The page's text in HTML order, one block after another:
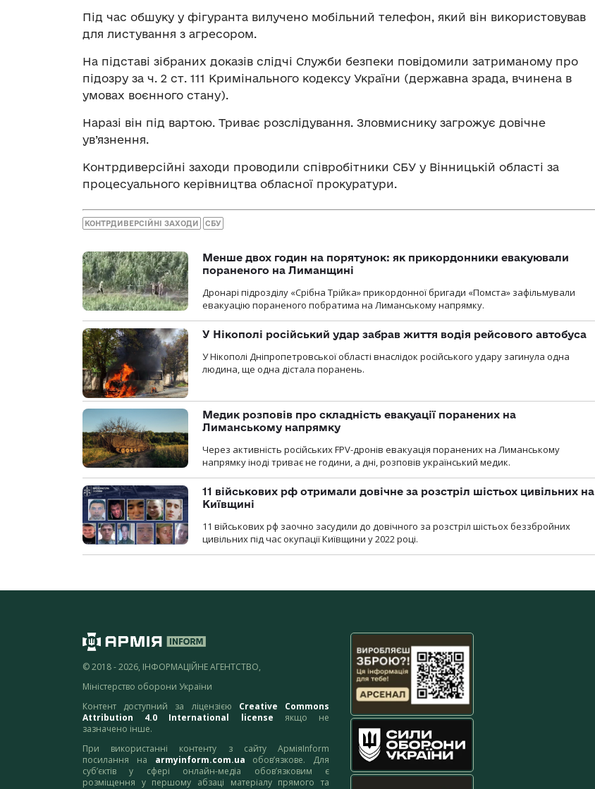
Під час обшуку у фігуранта вилучено мобільний телефон, який він використовував
для листування з агресором.
На підставі зібраних доказів слідчі Служби безпеки повідомили затриманому про
підозру за ч. 2 ст. 111 Кримінального кодексу України (державна зрада, вчинена в
умовах воєнного стану).
Наразі він під вартою. Триває розслідування. Зловмиснику загрожує довічне
ув’язнення.
Контрдиверсійні заходи проводили співробітники СБУ у Вінницькій області за
процесуального керівництва обласної прокуратури.
КОНТРДИВЕРСІЙНІ ЗАХОДИ СБУ
Менше двох годин на порятунок: як прикордонники евакуювали
пораненого на Лиманщині
Дронарі підрозділу «Срібна Трійка» прикордонної бригади «Помста» зафільмували
евакуацію пораненого побратима на Лиманському напрямку.
У Нікополі російський удар забрав життя водія рейсового автобуса
У Нікополі Дніпропетровської області внаслідок російського удару загинула одна
людина, ще одна дістала поранень.
Медик розповів про складність евакуації поранених на
Лиманському напрямку
Через активність російських FPV-дронів евакуація поранених на Лиманському
напрямку іноді триває не години, а дні, розповів український медик.
11 військових рф отримали довічне за розстріл шістьох цивільних на
Київщині
11 військових рф заочно засудили до довічного за розстріл шістьох беззбройних
цивільних під час окупації Київщини у 2022 році.
© 2018 - 2026, ІНФОРМАЦІЙНЕ АГЕНТСТВО,
Міністерство оборони України
Контент доступний за ліцензією Creative Commons
Attribution 4.0 International license якщо не
зазначено інше.
При використанні контенту з сайту АрміяInform
посилання на armyinform.com.ua обов’язкове. Для
суб’єктів у сфері онлайн-медіа обов’язковим є
розміщення у першому абзаці матеріалу прямого та